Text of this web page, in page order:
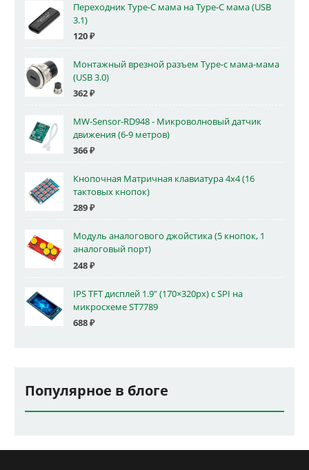
Переходник Type-C мама на Type-C мама (USB
3.1)
120₽
Монтажный врезной разъем Type-c мама-мама
(USB 3.0)
362₽
MW-Sensor-RD948 - Микроволновый датчик
движения (6-9 метров)
366₽
Кнопочная Матричная клавиатура 4x4 (16
тактовых кнопок)
289₽
Модуль аналогового джойстика (5 кнопок, 1
аналоговый порт)
248₽
IPS TFT дисплей 1.9" (170×320px) с SPI на
микросхеме ST7789
688₽
Популярное в блоге